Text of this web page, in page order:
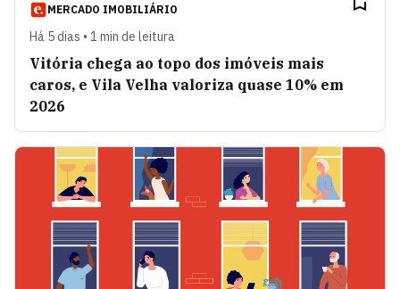
MERCADO IMOBILIÁRIO
Há 5 dias • 1 min de leitura
Vitória chega ao topo dos imóveis mais
caros, e Vila Velha valoriza quase 10% em
2026